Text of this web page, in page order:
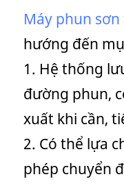
Máy phun
hướng đến
1. Hệ thống
đường phun,
xuất khi cần,
2. Có thể lựa
phép chuyển